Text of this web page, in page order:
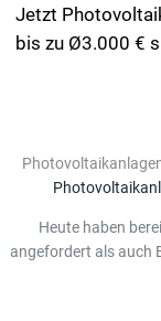
Jetzt
bis zu Ø3.000 €
Heute haben
angefordert als auch